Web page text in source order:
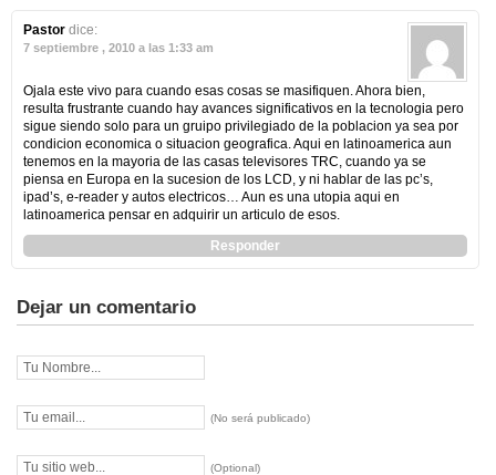
Pastor dice:
7 septiembre , 2010 a las 1:33 am
Ojala este vivo para cuando esas cosas se masifiquen. Ahora bien,
resulta frustrante cuando hay avances significativos en la tecnologia pero
sigue siendo solo para un gruipo privilegiado de la poblacion ya sea por
condicion economica o situacion geografica. Aqui en latinoamerica aun
tenemos en la mayoria de las casas televisores TRC, cuando ya se
piensa en Europa en la sucesion de los LCD, y ni hablar de las pc’s,
ipad’s, e-reader y autos electricos… Aun es una utopia aqui en
latinoamerica pensar en adquirir un articulo de esos.
Responder
Dejar un comentario
(No será publicado)
(Optional)